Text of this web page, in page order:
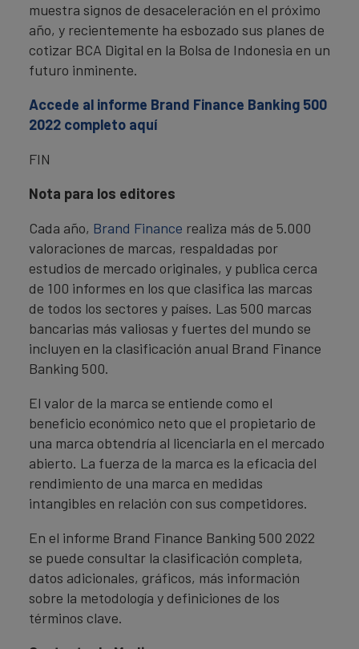
muestra signos de desaceleración en el próximo
año, y recientemente ha esbozado sus planes de
cotizar BCA Digital en la Bolsa de Indonesia en un
futuro inminente.
Accede al informe Brand Finance Banking 500
2022 completo aquí
FIN
Nota para los editores
Cada año, Brand Finance realiza más de 5.000
valoraciones de marcas, respaldadas por
estudios de mercado originales, y publica cerca
de 100 informes en los que clasifica las marcas
de todos los sectores y países. Las 500 marcas
bancarias más valiosas y fuertes del mundo se
incluyen en la clasificación anual Brand Finance
Banking 500.
El valor de la marca se entiende como el
beneficio económico neto que el propietario de
una marca obtendría al licenciarla en el mercado
abierto. La fuerza de la marca es la eficacia del
rendimiento de una marca en medidas
intangibles en relación con sus competidores.
En el informe Brand Finance Banking 500 2022
se puede consultar la clasificación completa,
datos adicionales, gráficos, más información
sobre la metodología y definiciones de los
términos clave.